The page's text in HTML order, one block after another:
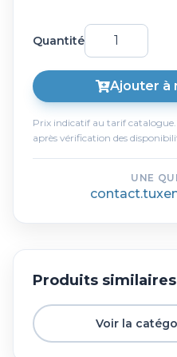
Quantité
Ajouter à
Prix indicatif au tarif catalogue.
après vérification des
UNE
Produits similaires
Voir la